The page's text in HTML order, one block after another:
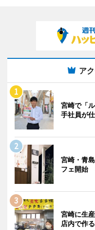
ア
宮崎で「
手社員が
宮崎・青
フェ開始
宮崎に生
店内で作